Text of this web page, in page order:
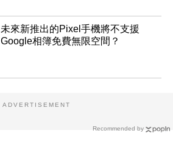
未來新推出的Pixel手機將不支援
Google相簿免費無限空間？
Recommended by
ADVERTISEMENT